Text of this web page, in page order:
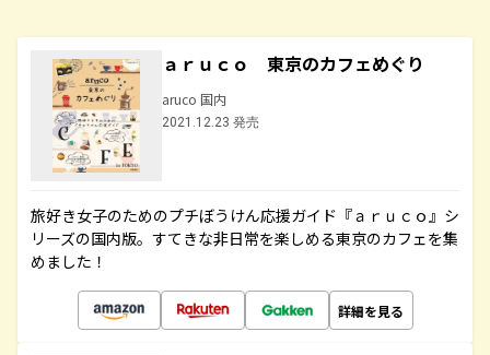
ａｒｕｃｏ 東京のカフェめぐり
aruco 国内
2021.12.23 発売
旅好き女子のためのプチぼうけん応援ガイド『ａｒｕｃｏ』シ
リーズの国内版。すてきな非日常を楽しめる東京のカフェを集
めました！
詳細を見る